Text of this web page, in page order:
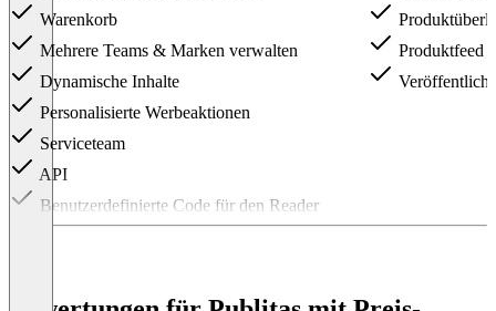
Warenkorb
Mehrere Teams & Marken verwalten
Dynamische Inhalte
Personalisierte Werbeaktionen
Serviceteam
API
Benutzerdefinierte Code für den Reader
Produktfeed